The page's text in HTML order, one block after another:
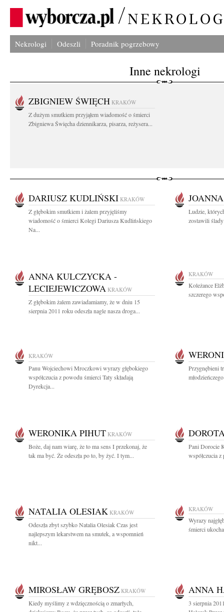
Nekrologi Odeszli Poradnik pogrzebowy
Inne nekrologi
ZBIGNIEW ŚWIĘCH KRAKÓW
Z dużym smutkiem przyjąłem wiadomość o śmierci
Zbigniewa Święcha dziennikarza, pisarza, reżysera...
DARIUSZ KUDLIŃSKI KRAKÓW
Z głębokim smutkiem i żalem przyjęliśmy
wiadomość o śmierci Kolegi Dariusza Kudlińskiego
Na...
Ludzie,
zostawili
ANNA KULCZYCKA -
LECIEJEWICZOWA KRAKÓW
Z głębokim żalem zawiadamiamy, że w dniu 15
sierpnia 2011 roku odeszła nagle nasza droga...
KRAKÓW
Koleżance
szczerego
KRAKÓW
Panu Wojciechowi Mroczkowi wyrazy głębokiego
współczucia z powodu śmierci Taty składają
Dyrekcja...
Przygnębieni
WERONIKA PIHUT KRAKÓW
Boże, daj nam wiarę, że to ma sens I przekonaj, że
tak ma być. Że odeszła po to, by żyć. I tym...
Pani Dorocie
współczucia
NATALIA OLESIAK KRAKÓW
Odeszła zbyt szybko Natalia Olesiak Czas jest
najlepszym lekarstwem na smutek, a wspomnień
nikt...
KRAKÓW
Wyrazy
śmierci
MIROSŁAW GRĘBOSZ KRAKÓW
Kiedy myślimy z wdzięcznością o zmarłych,
ANNA
3 sierpnia